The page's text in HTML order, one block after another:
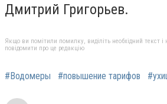
Дмитрий Григорьев.
Якщо ви помітили помилку, виділіть необхідний текст і
повідомити про це редакцію
#Водомеры #повышение тарифов